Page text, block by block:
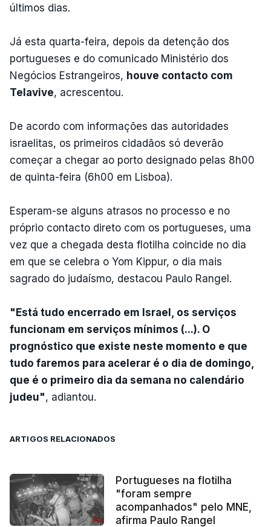
últimos dias.
Já esta quarta-feira, depois da detenção dos
portugueses e do comunicado Ministério dos
Negócios Estrangeiros, houve contacto com
Telavive, acrescentou.
De acordo com informações das autoridades
israelitas, os primeiros cidadãos só deverão
começar a chegar ao porto designado pelas 8h00
de quinta-feira (6h00 em Lisboa).
Esperam-se alguns atrasos no processo e no
próprio contacto direto com os portugueses, uma
vez que a chegada desta flotilha coincide no dia
em que se celebra o Yom Kippur, o dia mais
sagrado do judaísmo, destacou Paulo Rangel.
"Está tudo encerrado em Israel, os serviços
funcionam em serviços mínimos (...). O
prognóstico que existe neste momento e que
tudo faremos para acelerar é o dia de domingo,
que é o primeiro dia da semana no calendário
judeu", adiantou.
ARTIGOS RELACIONADOS
Portugueses na flotilha
"foram sempre
acompanhados" pelo MNE,
afirma Paulo Rangel